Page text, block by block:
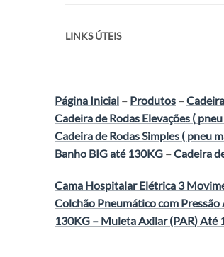
LINKS ÚTEIS
Página Inicial – Produtos –
Cadeira de Rodas Elevações (
Cadeira de Rodas Simples ( pneu
Banho BIG até 130KG –Cadeira
Cama Hospitalar Elétrica 3
Colchão Pneumático com Pressão
130KG – Muleta Axilar (PAR) Até